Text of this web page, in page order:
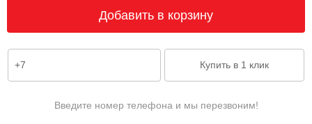
Введите номер телефона и мы перезвоним!